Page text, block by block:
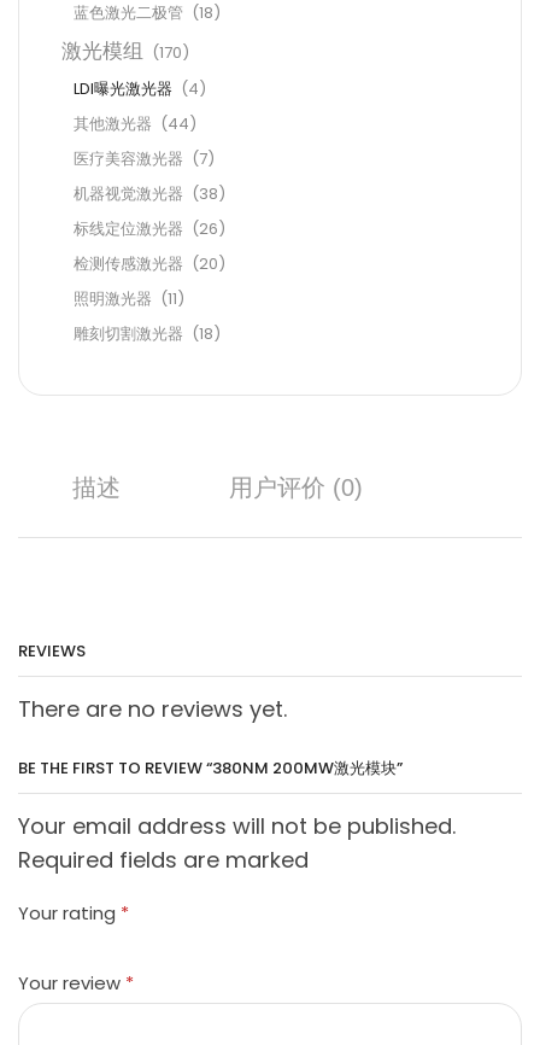
蓝色激光二极管 (18)
激光模组 (170)
LDI曝光激光器 (4)
其他激光器 (44)
医疗美容激光器 (7)
机器视觉激光器 (38)
标线定位激光器 (26)
检测传感激光器 (20)
照明激光器 (11)
雕刻切割激光器 (18)
描述 用户评价 (0)
REVIEWS
There are no reviews yet.
BE THE FIRST TO REVIEW “380NM 200MW激光模块”
Your email address will not be published.
Required fields are marked
Your rating *
Your review *